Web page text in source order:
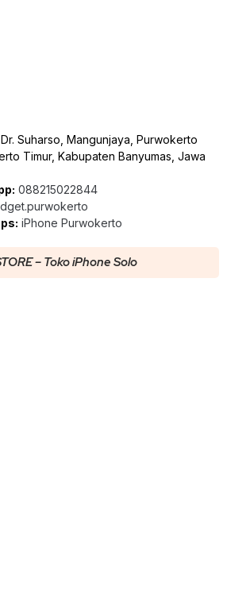
Suharso, Mangunjaya, Purwokerto
Timur, Kabupaten Banyumas, Jawa
088215022844
iPhone Purwokerto
– Toko iPhone Solo